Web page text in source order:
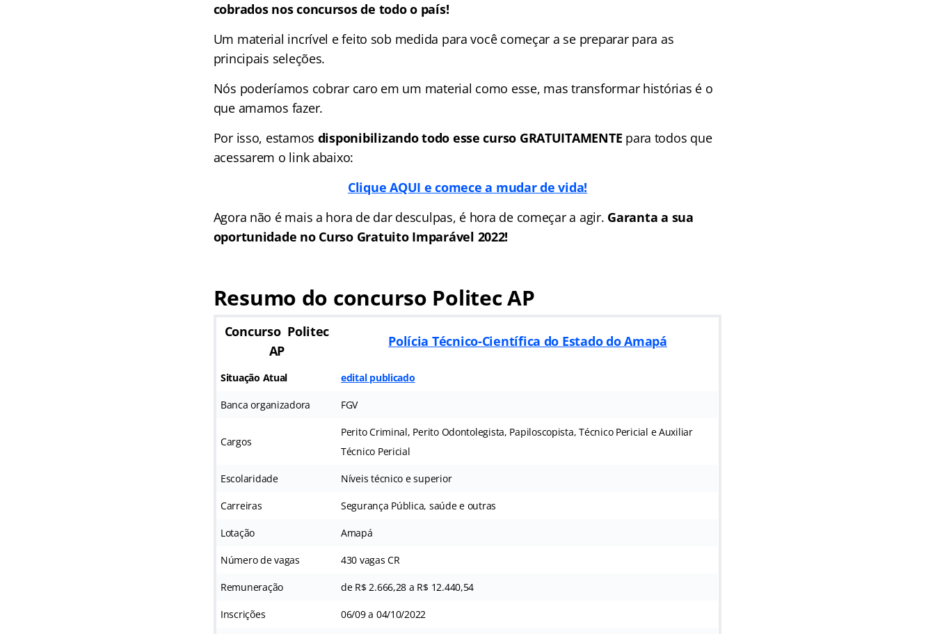
cobrados nos concursos de todo o país!
Um material incrível e feito sob medida para você começar a se preparar para as
principais seleções.
Nós poderíamos cobrar caro em um material como esse, mas transformar histórias é o
que amamos fazer.
Por isso, estamos disponibilizando todo esse curso GRATUITAMENTE para todos que
acessarem o link abaixo:
Clique AQUI e comece a mudar de vida!
Agora não é mais a hora de dar desculpas, é hora de começar a agir. Garanta a sua
oportunidade no Curso Gratuito Imparável 2022!
Resumo do concurso Politec AP
Concurso Politec
AP
Polícia Técnico-Científica do Estado do Amapá
Situação Atual edital publicado
Banca organizadora FGV
Cargos
Perito Criminal, Perito Odontolegista, Papiloscopista, Técnico Pericial e Auxiliar
Técnico Pericial
Escolaridade Níveis técnico e superior
Carreiras Segurança Pública, saúde e outras
Lotação Amapá
Número de vagas 430 vagas CR
Remuneração de R$ 2.666,28 a R$ 12.440,54
Inscrições 06/09 a 04/10/2022